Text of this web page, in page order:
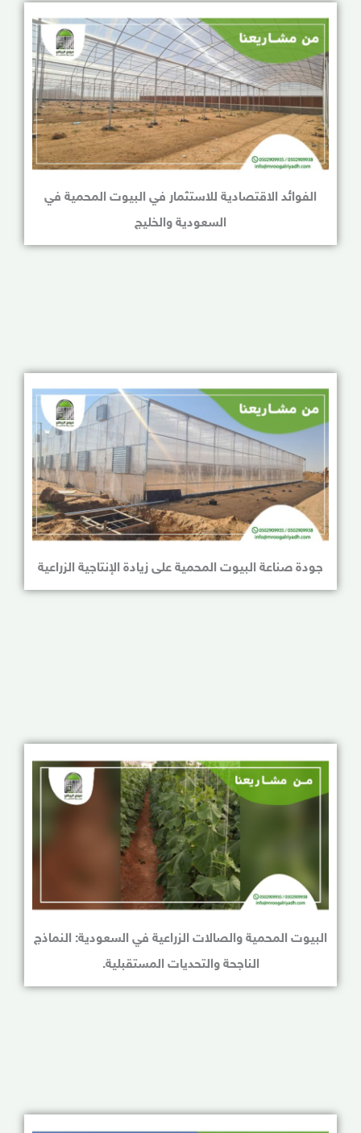
الفوائد الاقتصادية للاستثمار في البيوت المحمية في
السعودية والخليج
جودة صناعة البيوت المحمية على زيادة الإنتاجية الزراعية
البيوت المحمية والصالات الزراعية في السعودية: النماذج
الناجحة والتحديات المستقبلية.